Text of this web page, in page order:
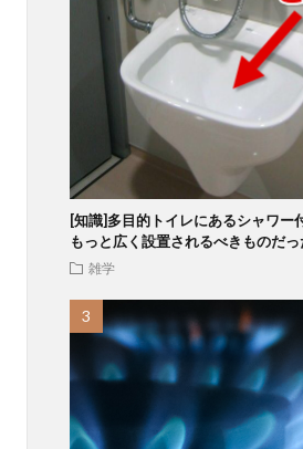
[知識]多目的トイレにあるシャワー
もっと広く設置されるべきものだ
雑学